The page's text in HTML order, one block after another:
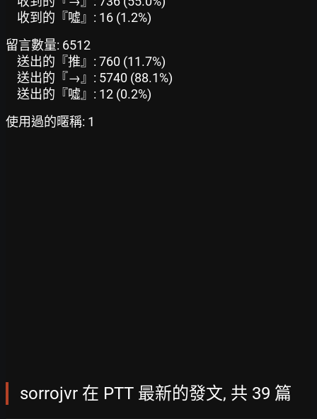
收到的『噓』: 16 (1.2%)
留言數量: 6512
送出的『推』: 760 (11.7%)
送出的『→』: 5740 (88.1%)
送出的『噓』: 12 (0.2%)
使用過的暱稱: 1
sorrojvr 在 PTT 最新的發文, 共 39 篇